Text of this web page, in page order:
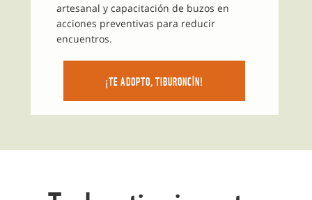
artesanal y capacitación de buzos en
acciones preventivas para reducir
encuentros.
¡TE ADOPTO, TIBURONCÍN!